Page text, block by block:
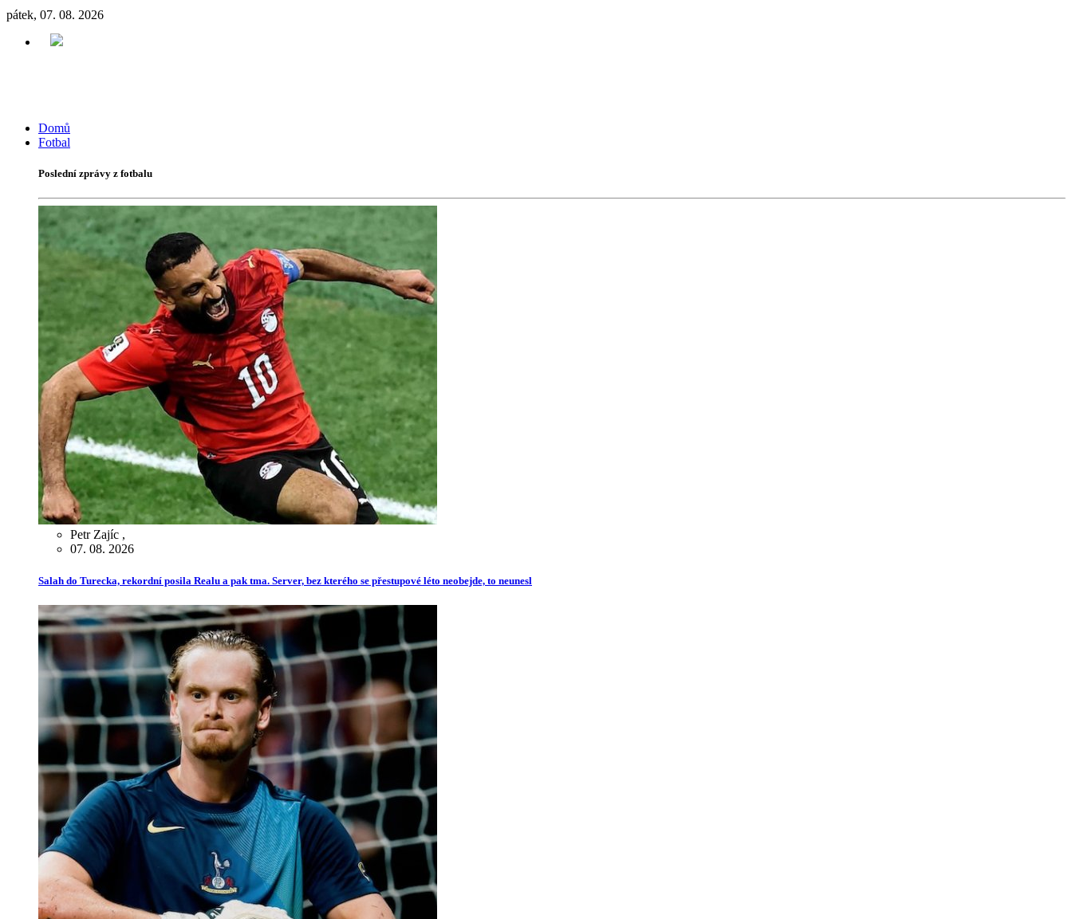
pátek, 07. 08. 2026
Domů
Fotbal
Poslední zprávy z fotbalu
Petr Zajíc ,
07. 08. 2026
Salah do Turecka, rekordní posila Realu a pak tma. Server, bez kterého se přestupové léto neobejde, to neunesl